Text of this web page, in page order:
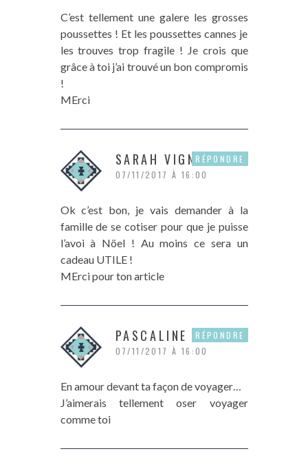
C’est tellement une galere les grosses
poussettes ! Et les poussettes cannes je
les trouves trop fragile ! Je crois que
grâce à toi j’ai trouvé un bon compromis
!
MErci
SARAH VIGNON
07/11/2017 À 16:00
Ok c’est bon, je vais demander à la
famille de se cotiser pour que je puisse
l’avoi à Nöel ! Au moins ce sera un
cadeau UTILE !
MErci pour ton article
RÉPONDRE
PASCALINE
07/11/2017 À 16:00
En amour devant ta façon de voyager…
J’aimerais tellement oser voyager
comme toi
RÉPONDRE